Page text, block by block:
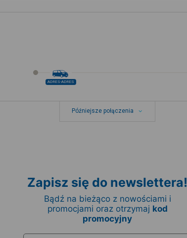
ADRES-ADRES
Późniejsze połączenia
Zapisz się do newslettera!
Bądź na bieżąco z nowościami i
promocjami oraz otrzymaj kod
promocyjny